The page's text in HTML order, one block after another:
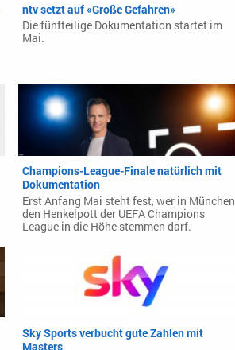
ntv setzt auf «Große Gefahren»
Die fünfteilige Dokumentation startet im
Mai.
Champions-League-Finale natürlich mit
Dokumentation
Erst Anfang Mai steht fest, wer in München
den Henkelpott der UEFA Champions
League in die Höhe stemmen darf.
Sky Sports verbucht gute Zahlen mit
Masters